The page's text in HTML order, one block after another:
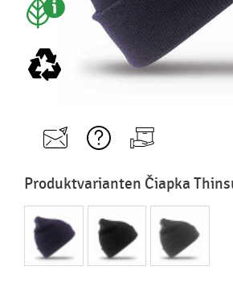
Produktvarianten Čiapka